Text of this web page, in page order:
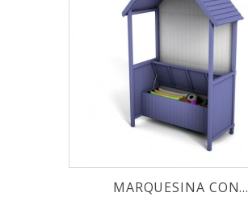
MARQUESINA CON...